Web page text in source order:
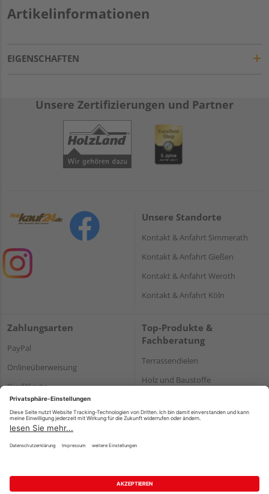
Artikelinformationen
EIGENSCHAFTEN
Unsere Zertifizierungen und Partner
Unsere Standorte
Kontakt & Anfahrt Simmerath
Kontakt & Anfahrt Gießen
Kontakt & Anfahrt Weroth
Kontakt & Anfahrt Köln
Zahlungsarten
PayPal
Onlineüberweisung
Kreditkarte
Rechnung*
*Bonität vorausgesetzt
Top-Produkte &
Fachberatung
Terrassendielen
Holz und Baustoffe
Impressum Datenschutz AGB
Barrierefreiheitserklärung